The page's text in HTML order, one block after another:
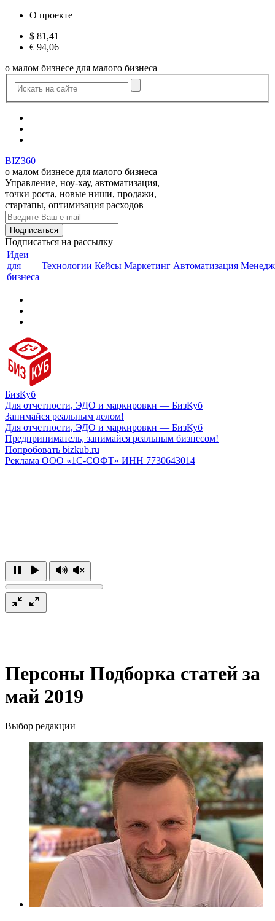
О проекте
$ 81,41
€ 94,06
о малом бизнесе для малого бизнеса
BIZ360
о малом бизнесе для малого бизнеса
Управление, ноу-хау, автоматизация,
точки роста, новые ниши, продажи,
стартапы, оптимизация расходов
Подписаться на рассылку
Идеи
для
бизнеса
Технологии Кейсы Маркетинг Автоматизация
БизКуб
Для отчетности, ЭДО и маркировки — БизКуб
Занимайся реальным делом!
Для отчетности, ЭДО и маркировки — БизКуб
Предприниматель, занимайся реальным бизнесом!
Попробовать bizkub.ru
Реклама ООО «1С-СОФТ» ИНН 7730643014
Персоны Подборка статей за
май 2019
Выбор редакции